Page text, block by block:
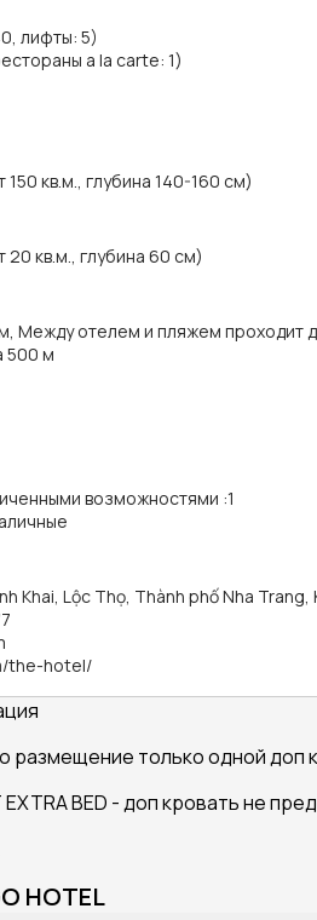
лифты: 5)
a la carte: 1)
кв.м., глубина 140-160 см)
20 кв.м., глубина 60 см)
Между отелем и пляжем проходит
500 м
возможностями :1
Khai, Lộc Thọ, Thành phố Nha
the-hotel/
размещение только одной доп
BED - доп кровать не
HOTEL